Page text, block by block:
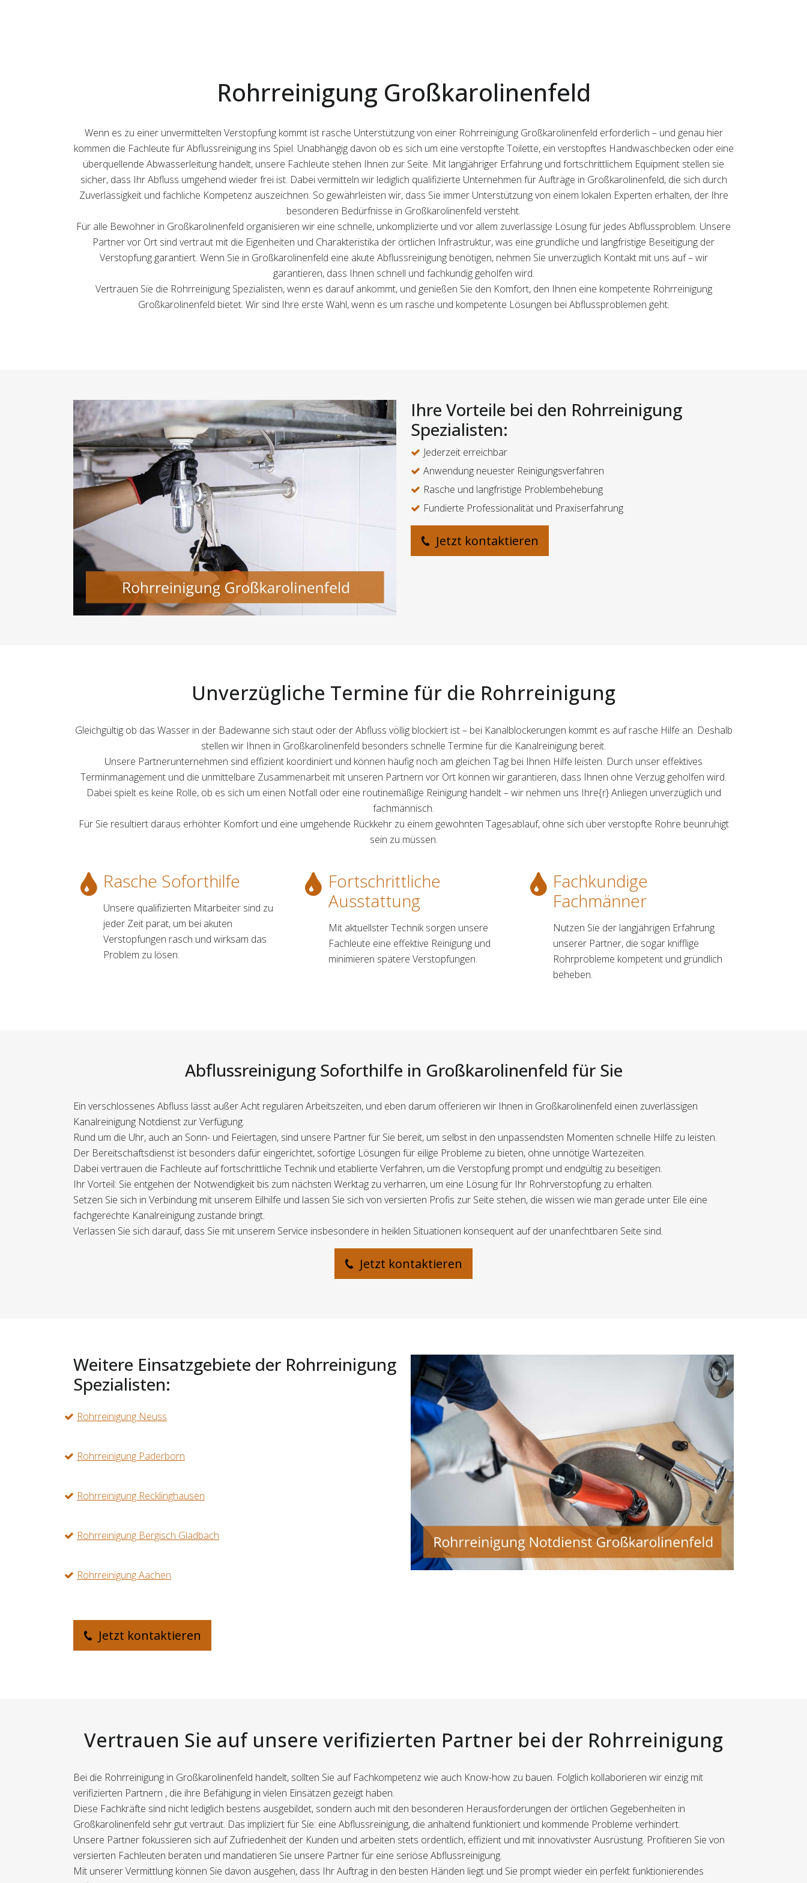
Rohrreinigung Großkarolinenfeld
Wenn es zu einer unvermittelten Verstopfung kommt ist rasche Unterstützung von einer Rohrreinigung Großkarolinenfeld erforderlich – und genau hier
kommen die Fachleute für Abflussreinigung ins Spiel. Unabhängig davon ob es sich um eine verstopfte Toilette, ein verstopftes Handwaschbecken oder eine
überquellende Abwasserleitung handelt, unsere Fachleute stehen Ihnen zur Seite. Mit langjähriger Erfahrung und fortschrittlichem Equipment stellen sie
sicher, dass Ihr Abfluss umgehend wieder frei ist. Dabei vermitteln wir lediglich qualifizierte Unternehmen für Aufträge in Großkarolinenfeld, die sich durch
Zuverlässigkeit und fachliche Kompetenz auszeichnen. So gewährleisten wir, dass Sie immer Unterstützung von einem lokalen Experten erhalten, der Ihre
besonderen Bedürfnisse in Großkarolinenfeld versteht.
Für alle Bewohner in Großkarolinenfeld organisieren wir eine schnelle, unkomplizierte und vor allem zuverlässige Lösung für jedes Abflussproblem. Unsere
Partner vor Ort sind vertraut mit die Eigenheiten und Charakteristika der örtlichen Infrastruktur, was eine gründliche und langfristige Beseitigung der
Verstopfung garantiert. Wenn Sie in Großkarolinenfeld eine akute Abflussreinigung benötigen, nehmen Sie unverzüglich Kontakt mit uns auf – wir
garantieren, dass Ihnen schnell und fachkundig geholfen wird.
Vertrauen Sie die Rohrreinigung Spezialisten, wenn es darauf ankommt, und genießen Sie den Komfort, den Ihnen eine kompetente Rohrreinigung
Großkarolinenfeld bietet. Wir sind Ihre erste Wahl, wenn es um rasche und kompetente Lösungen bei Abflussproblemen geht.
Ihre Vorteile bei den Rohrreinigung
Spezialisten:
Jederzeit erreichbar
Anwendung neuester Reinigungsverfahren
Rasche und langfristige Problembehebung
Fundierte Professionalität und Praxiserfahrung
Jetzt kontaktieren
Unverzügliche Termine für die Rohrreinigung
Gleichgültig ob das Wasser in der Badewanne sich staut oder der Abfluss völlig blockiert ist – bei Kanalblockerungen kommt es auf rasche Hilfe an. Deshalb
stellen wir Ihnen in Großkarolinenfeld besonders schnelle Termine für die Kanalreinigung bereit.
Unsere Partnerunternehmen sind effizient koordiniert und können häufig noch am gleichen Tag bei Ihnen Hilfe leisten. Durch unser effektives
Terminmanagement und die unmittelbare Zusammenarbeit mit unseren Partnern vor Ort können wir garantieren, dass Ihnen ohne Verzug geholfen wird.
Dabei spielt es keine Rolle, ob es sich um einen Notfall oder eine routinemäßige Reinigung handelt – wir nehmen uns Ihre{r} Anliegen unverzüglich und
fachmännisch.
Für Sie resultiert daraus erhöhter Komfort und eine umgehende Rückkehr zu einem gewohnten Tagesablauf, ohne sich über verstopfte Rohre beunruhigt
sein zu müssen.
Rasche Soforthilfe
Unsere qualifizierten Mitarbeiter sind zu
jeder Zeit parat, um bei akuten
Verstopfungen rasch und wirksam das
Problem zu lösen.
Fortschrittliche
Ausstattung
Mit aktuellster Technik sorgen unsere
Fachleute eine effektive Reinigung und
minimieren spätere Verstopfungen.
Fachkundige
Fachmänner
Nutzen Sie der langjährigen Erfahrung
unserer Partner, die sogar knifflige
Rohrprobleme kompetent und gründlich
beheben.
Abflussreinigung Soforthilfe in Großkarolinenfeld für Sie
Ein verschlossenes Abfluss lässt außer Acht regulären Arbeitszeiten, und eben darum offerieren wir Ihnen in Großkarolinenfeld einen zuverlässigen
Kanalreinigung Notdienst zur Verfügung.
Rund um die Uhr, auch an Sonn- und Feiertagen, sind unsere Partner für Sie bereit, um selbst in den unpassendsten Momenten schnelle Hilfe zu leisten.
Der Bereitschaftsdienst ist besonders dafür eingerichtet, sofortige Lösungen für eilige Probleme zu bieten, ohne unnötige Wartezeiten.
Dabei vertrauen die Fachleute auf fortschrittliche Technik und etablierte Verfahren, um die Verstopfung prompt und endgültig zu beseitigen.
Ihr Vorteil: Sie entgehen der Notwendigkeit bis zum nächsten Werktag zu verharren, um eine Lösung für Ihr Rohrverstopfung zu erhalten.
Setzen Sie sich in Verbindung mit unserem Eilhilfe und lassen Sie sich von versierten Profis zur Seite stehen, die wissen wie man gerade unter Eile eine
fachgerechte Kanalreinigung zustande bringt.
Verlassen Sie sich darauf, dass Sie mit unserem Service insbesondere in heiklen Situationen konsequent auf der unanfechtbaren Seite sind.
Jetzt kontaktieren
Weitere Einsatzgebiete der Rohrreinigung
Spezialisten:
Rohrreinigung Neuss
Rohrreinigung Paderborn
Rohrreinigung Recklinghausen
Rohrreinigung Bergisch Gladbach
Rohrreinigung Aachen
Jetzt kontaktieren
Vertrauen Sie auf unsere verifizierten Partner bei der Rohrreinigung
Bei die Rohrreinigung in Großkarolinenfeld handelt, sollten Sie auf Fachkompetenz wie auch Know-how zu bauen. Folglich kollaborieren wir einzig mit
verifizierten Partnern , die ihre Befähigung in vielen Einsätzen gezeigt haben.
Diese Fachkräfte sind nicht lediglich bestens ausgebildet, sondern auch mit den besonderen Herausforderungen der örtlichen Gegebenheiten in
Großkarolinenfeld sehr gut vertraut. Das impliziert für Sie: eine Abflussreinigung, die anhaltend funktioniert und kommende Probleme verhindert.
Unsere Partner fokussieren sich auf Zufriedenheit der Kunden und arbeiten stets ordentlich, effizient und mit innovativster Ausrüstung. Profitieren Sie von
versierten Fachleuten beraten und mandatieren Sie unsere Partner für eine seriöse Abflussreinigung.
Mit unserer Vermittlung können Sie davon ausgehen, dass Ihr Auftrag in den besten Händen liegt und Sie prompt wieder ein perfekt funktionierendes